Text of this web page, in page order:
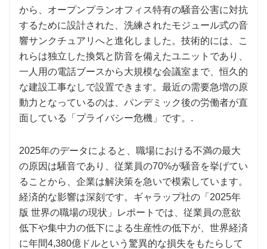
から、オープンプランオフィス特有の騒音公害に対抗
するために設計された、洗練されたモジュール式の音
響サンクチュアリへと進化しました。技術的には、こ
れらは独立した換気と防音を備えたユニットであり、
一人用の電話ブースから大規模な会議室まで、恒久的
な建設工事なしで設置できます。最近の需要急増の原
動力となっているのは、パンデミック後の労働者が直
面している「プライバシー危機」です。.
2025年のデータによると、職場における不満の最大
の原因は騒音であり、従業員の70%が騒音を挙げてい
ることから、企業は解決策を急いで模索しています。
経済的な影響は深刻です。ギャラップ社の「2025年
版 世界の職場の現状」レポートでは、従業員の意欲
低下や集中力の低下による生産性の低下が、世界経済
に年間4,380億ドルという驚異的な損失をもたらして